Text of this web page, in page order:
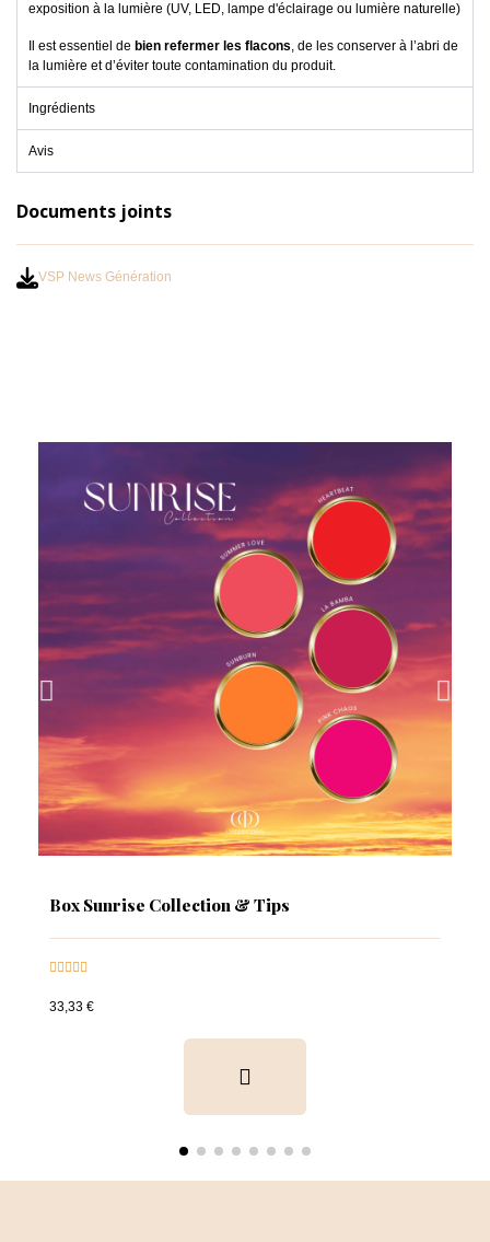
exposition à la lumière (UV, LED, lampe d'éclairage ou lumière naturelle)
Il est essentiel de bien refermer les flacons, de les conserver à l’abri de
la lumière et d’éviter toute contamination du produit.
Ingrédients
Avis
Documents joints
VSP News Génération
Box Sunrise Collection & Tips

33,33 €